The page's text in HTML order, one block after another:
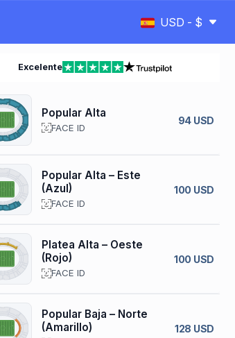
USD - $
Excelente
Popular Alta
FACE ID
94 USD
Popular Alta – Este
(Azul)
FACE ID
100 USD
Platea Alta – Oeste
(Rojo)
FACE ID
100 USD
Popular Baja – Norte
(Amarillo)
128 USD